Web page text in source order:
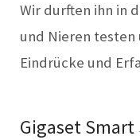
Wir durften ihn in
und Nieren testen
Eindrücke und
Gigaset Smart